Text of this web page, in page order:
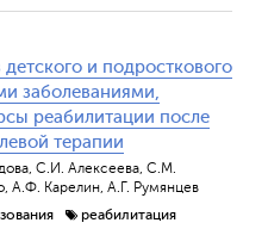
и подросткового
заболеваниями,
реабилитации после
терапии
С.И. Алексеева, С.М.
А.Ф. Карелин, А.Г. Румянцев
реабилитация